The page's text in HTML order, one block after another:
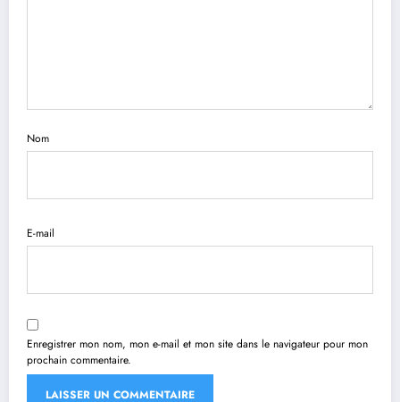
Nom
E-mail
Enregistrer mon nom, mon e-mail et mon site dans le navigateur pour mon
prochain commentaire.